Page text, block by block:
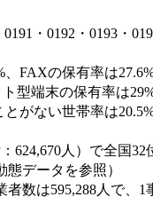
・0192・0193・
FAXの保有率は
型端末の保有率は
がない世帯率は
624,670人）で全国32
データを参照）
数は595,288人で、